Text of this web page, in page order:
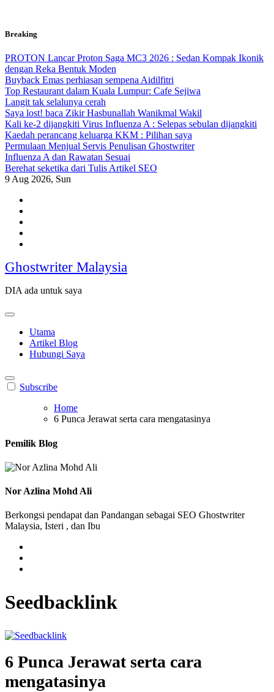
Skip
content
Breaking
PROTON Lancar Proton Saga MC3 2026 : Sedan Kompak Ikonik
dengan Reka Bentuk Moden
Buyback Emas perhiasan sempena Aidilfitri
Top Restaurant dalam Kuala Lumpur: Cafe Sejiwa
Langit tak selalunya cerah
Saya lost! baca Zikir Hasbunallah Wanikmal Wakil
Kali ke-2 dijangkiti Virus Influenza A : Selepas sebulan dijangkiti
Kaedah perancang keluarga KKM : Pilihan saya
Permulaan Menjual Servis Penulisan Ghostwriter
Influenza A dan Rawatan Sesuai
Berehat seketika dari Tulis Artikel SEO
9 Aug 2026, Sun
Ghostwriter Malaysia
DIA ada untuk saya
Utama
Artikel Blog
Hubungi Saya
Subscribe
Home
6 Punca Jerawat serta cara mengatasinya
Pemilik Blog
Nor Azlina Mohd Ali
Berkongsi pendapat dan Pandangan sebagai SEO Ghostwriter
Malaysia, Isteri , dan Ibu
Seedbacklink
6 Punca Jerawat serta cara
mengatasinya